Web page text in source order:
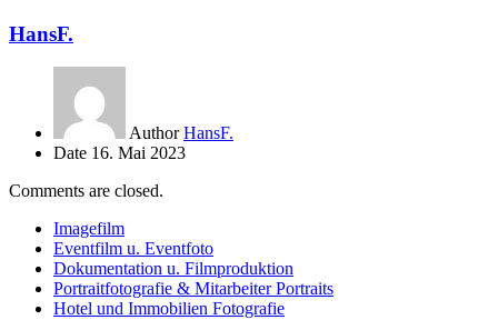
HansF.
Author HansF.
Date 16. Mai 2023
Comments are closed.
Imagefilm
Eventfilm u. Eventfoto
Dokumentation u. Filmproduktion
Portraitfotografie & Mitarbeiter Portraits
Hotel und Immobilien Fotografie